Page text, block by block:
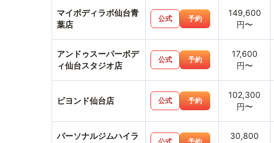
マイボディラボ仙台青
葉店
公式 予約
149,600
円〜
アンドゥスーパーボデ
ィ仙台スタジオ店
公式 予約
17,600
円〜
ビヨンド仙台店 公式 予約
102,300
円〜
パーソナルジムハイラ
30,800